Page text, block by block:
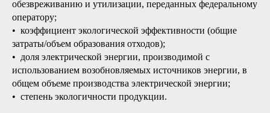
обезвреживанию и утилизации, переданных федеральному
оператору;
• коэффициент экологической эффективности (общие
затраты/объем образования отходов);
• доля электрической энергии, производимой с
использованием возобновляемых источников энергии, в
общем объеме производства электрической энергии;
• степень экологичности продукции.